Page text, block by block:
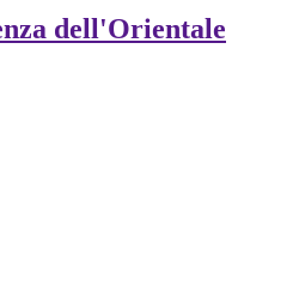
dell'Orientale